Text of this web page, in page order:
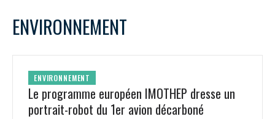
PRÉSENTATION
NOTRE VISION
ORGANISATION
L
M
1 2 3
4
5
12
15 16
19
22
ENVIRONNEMENT
ENVIRONNEMENT
Le programme européen IMOTHEP dresse un
portrait-robot du 1er avion décarboné
Rejoignez une filière d’excellence et développez